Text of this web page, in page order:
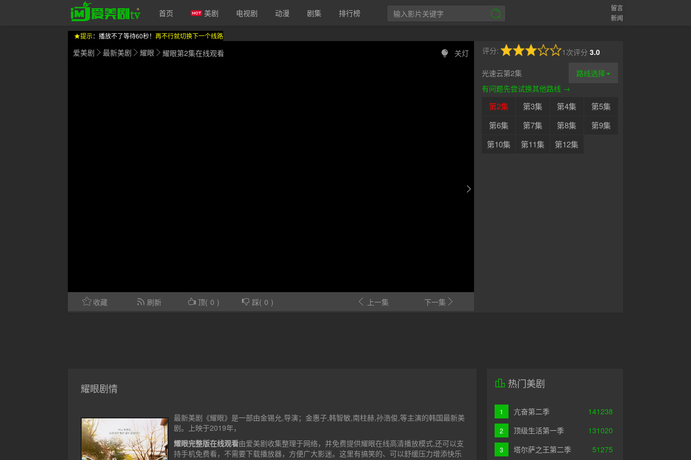
爱美剧
首页 美剧 电视剧 动漫 剧集 排行榜
留言
新闻
★提示：播放不了等待60秒！ 再不行就切换下一个线路
爱美剧 最新美剧 耀眼 耀眼第2集在线观看 关灯
收藏 刷新 顶( 0 ) 踩( 0 ) 上一集 下一集
评分: 3.0
1次评分
路线选择
光速云第2集
有问题先尝试换其他路线 →
第2集 第3集 第4集
第5集
第6集
第7集 第8集
第9集
第10集
第11集 第12集
耀眼剧情
最新美剧《耀眼》是一部由金锡允,导演；金惠子,韩智敏,南柱赫,孙浩俊,等主演的韩国最新美
剧。上映于2019年，
耀眼完整版在线观看由爱美剧收集整理于网络，并免费提供耀眼在线高清播放模式,还可以支
持手机免费看，不需要下载播放器，方便广大影迷。这里有搞笑的、可以舒缓压力增添快乐
热门美剧
1 亢奋第二季 141238
2 顶级生活第一季 131020
3 塔尔萨之王第二季 51275